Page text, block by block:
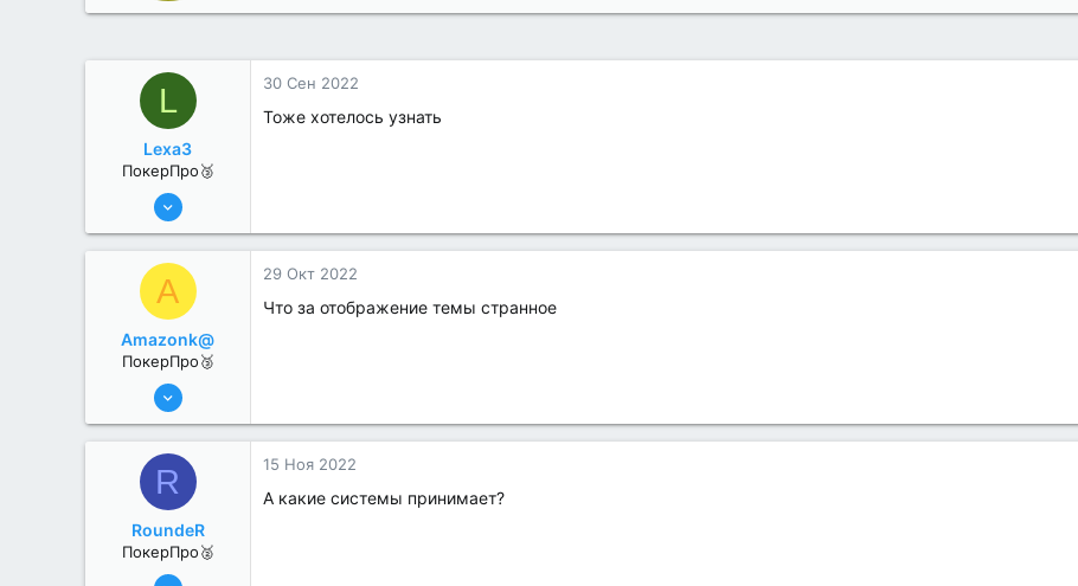
р
L
Lexa3
ПокерПро🥉
17 Авг 2022
1
30 Сен 2022
Тоже хотелось узнать
A
Amazonk@
ПокерПро🥉
17 Авг 2022
0
29 Окт 2022
Что за отображение темы странное
R
RoundeR
ПокерПро🥈
6 Июн 2022
15 Ноя 2022
А какие системы принимает?